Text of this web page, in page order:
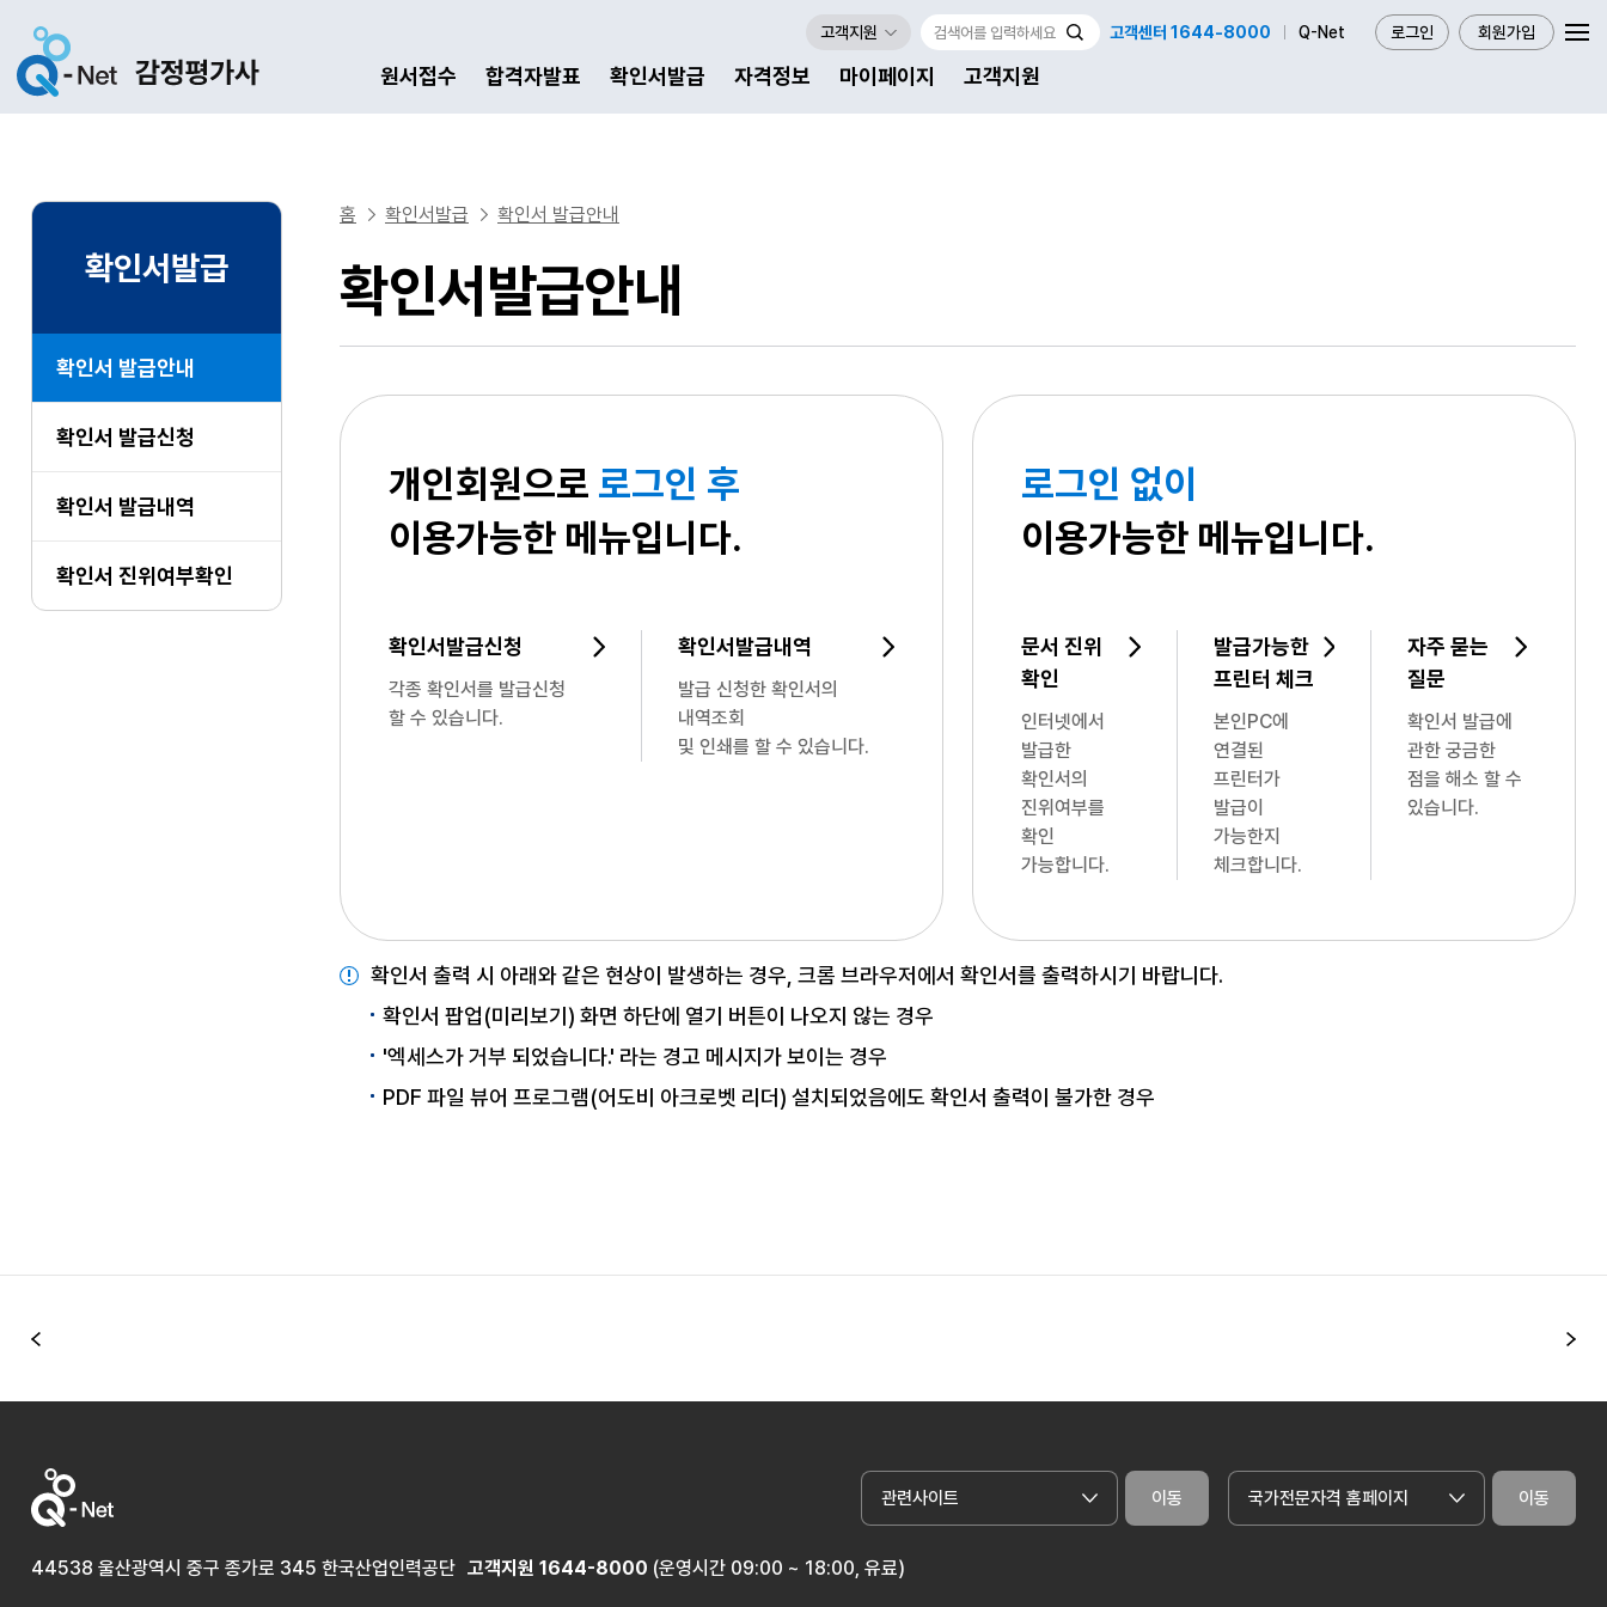
원서접수 합격자발표 확인서발급 자격정보 마이페이지 고객지원
로그인 회원가입
고객센터 1644-8000 Q-Net
고객지원
확인서발급
확인서 발급안내
확인서 발급신청
확인서 발급내역
확인서 진위여부확인
홈 확인서발급 확인서 발급안내
확인서발급안내
개인회원으로 로그인 후
이용가능한 메뉴입니다.
확인서발급신청
각종 확인서를 발급신청
할 수 있습니다.
확인서발급내역
발급 신청한 확인서의
내역조회
및 인쇄를 할 수 있습니다.
로그인 없이
이용가능한 메뉴입니다.
문서 진위
확인
인터넷에서
발급한
확인서의
진위여부를
확인
가능합니다.
발급가능한
프린터 체크
본인PC에
연결된
프린터가
발급이
가능한지
체크합니다.
자주 묻는
질문
확인서 발급에
관한 궁금한
점을 해소 할 수
있습니다.
확인서 출력 시 아래와 같은 현상이 발생하는 경우, 크롬 브라우저에서 확인서를 출력하시기 바랍니다.
확인서 팝업(미리보기) 화면 하단에 열기 버튼이 나오지 않는 경우
'엑세스가 거부 되었습니다.' 라는 경고 메시지가 보이는 경우
PDF 파일 뷰어 프로그램(어도비 아크로벳 리더) 설치되었음에도 확인서 출력이 불가한 경우
44538 울산광역시 중구 종가로 345 한국산업인력공단 고객지원 1644-8000 (운영시간 09:00 ~ 18:00, 유료)
관련사이트 이동 국가전문자격 홈페이지 이동